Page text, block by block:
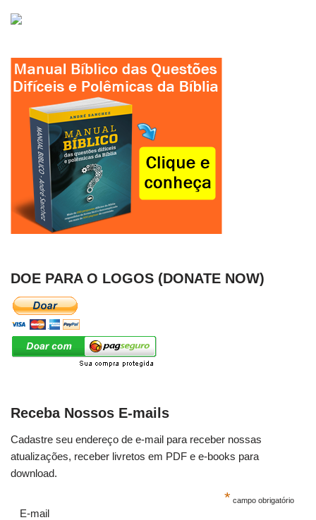
DOE PARA O LOGOS (DONATE NOW)
Receba Nossos E-mails
Cadastre seu endereço de e-mail para receber nossas
atualizações, receber livretos em PDF e e-books para
download.
* campo obrigatório
E-mail